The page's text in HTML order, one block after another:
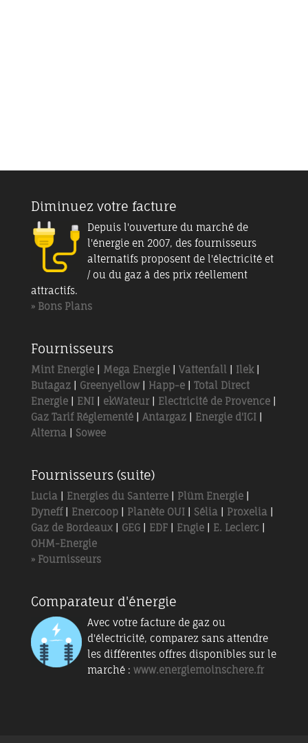
Diminuez votre facture
Depuis l'ouverture du marché de
l'énergie en 2007, des fournisseurs
alternatifs proposent de l'électricité et
/ ou du gaz à des prix réellement
attractifs.
» Bons Plans
Fournisseurs
Mint Energie| Mega Energie| Vattenfall Ilek|
Butagaz| Greenyellow| Happ-e| Total Direct
Energie| ENI| ekWateur| Electricité de Provence|
Gaz Tarif Réglementé| Antargaz| Energie d'ICI|
Alterna
Sowee
Fournisseurs (suite)
Lucia Energies du Santerre| Plüm Energie|
Dyneff| Enercoop| Planète OUI| Sélia Proxelia
Gaz de Bordeaux| GEG| EDF| Engie| E. Leclerc|
OHM-Energie
» Fournisseurs
Comparateur d'énergie
Avec votre facture de gaz ou
d'électricité, comparez sans attendre
les différentes offres disponibles sur le
marché : www.energiemoinschere.fr